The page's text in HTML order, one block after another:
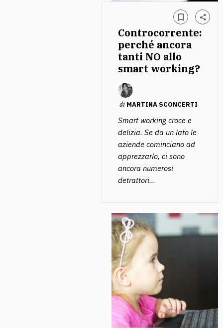
Controcorrente:
perché ancora
tanti NO allo
smart working?
di MARTINA SCONCERTI
Smart working croce e
delizia. Se da un lato le
aziende cominciano ad
apprezzarlo, ci sono
ancora numerosi
detrattori...